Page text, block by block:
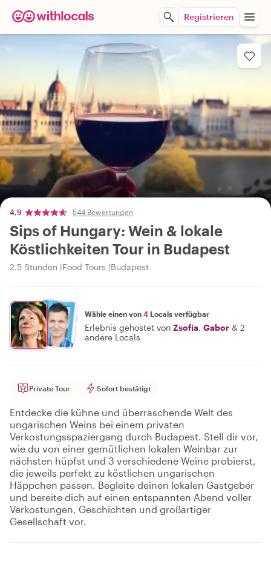
Registrieren
4,9 544 Bewertungen
Sips of Hungary: Wein & lokale
Köstlichkeiten Tour in Budapest
2.5 Stunden Food Tours Budapest
Wähle einen von 4 Locals verfügbar
Erlebnis gehostet von Zsofia, Gabor & 2
andere Locals
Private Tour Sofort bestätigt
Entdecke die kühne und überraschende Welt des
ungarischen Weins bei einem privaten
Verkostungsspaziergang durch Budapest. Stell dir vor,
wie du von einer gemütlichen lokalen Weinbar zur
nächsten hüpfst und 3 verschiedene Weine probierst,
die jeweils perfekt zu köstlichen ungarischen
Häppchen passen. Begleite deinen lokalen Gastgeber
und bereite dich auf einen entspannten Abend voller
Verkostungen, Geschichten und großartiger
Gesellschaft vor.